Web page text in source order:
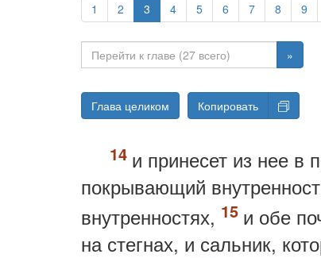
1 2 3 4 5 6 7 8 9
»
Глава целиком Копировать
и принесет из нее в
покрывающий
внутренностях,
и обе
на стегнах, и сальник,